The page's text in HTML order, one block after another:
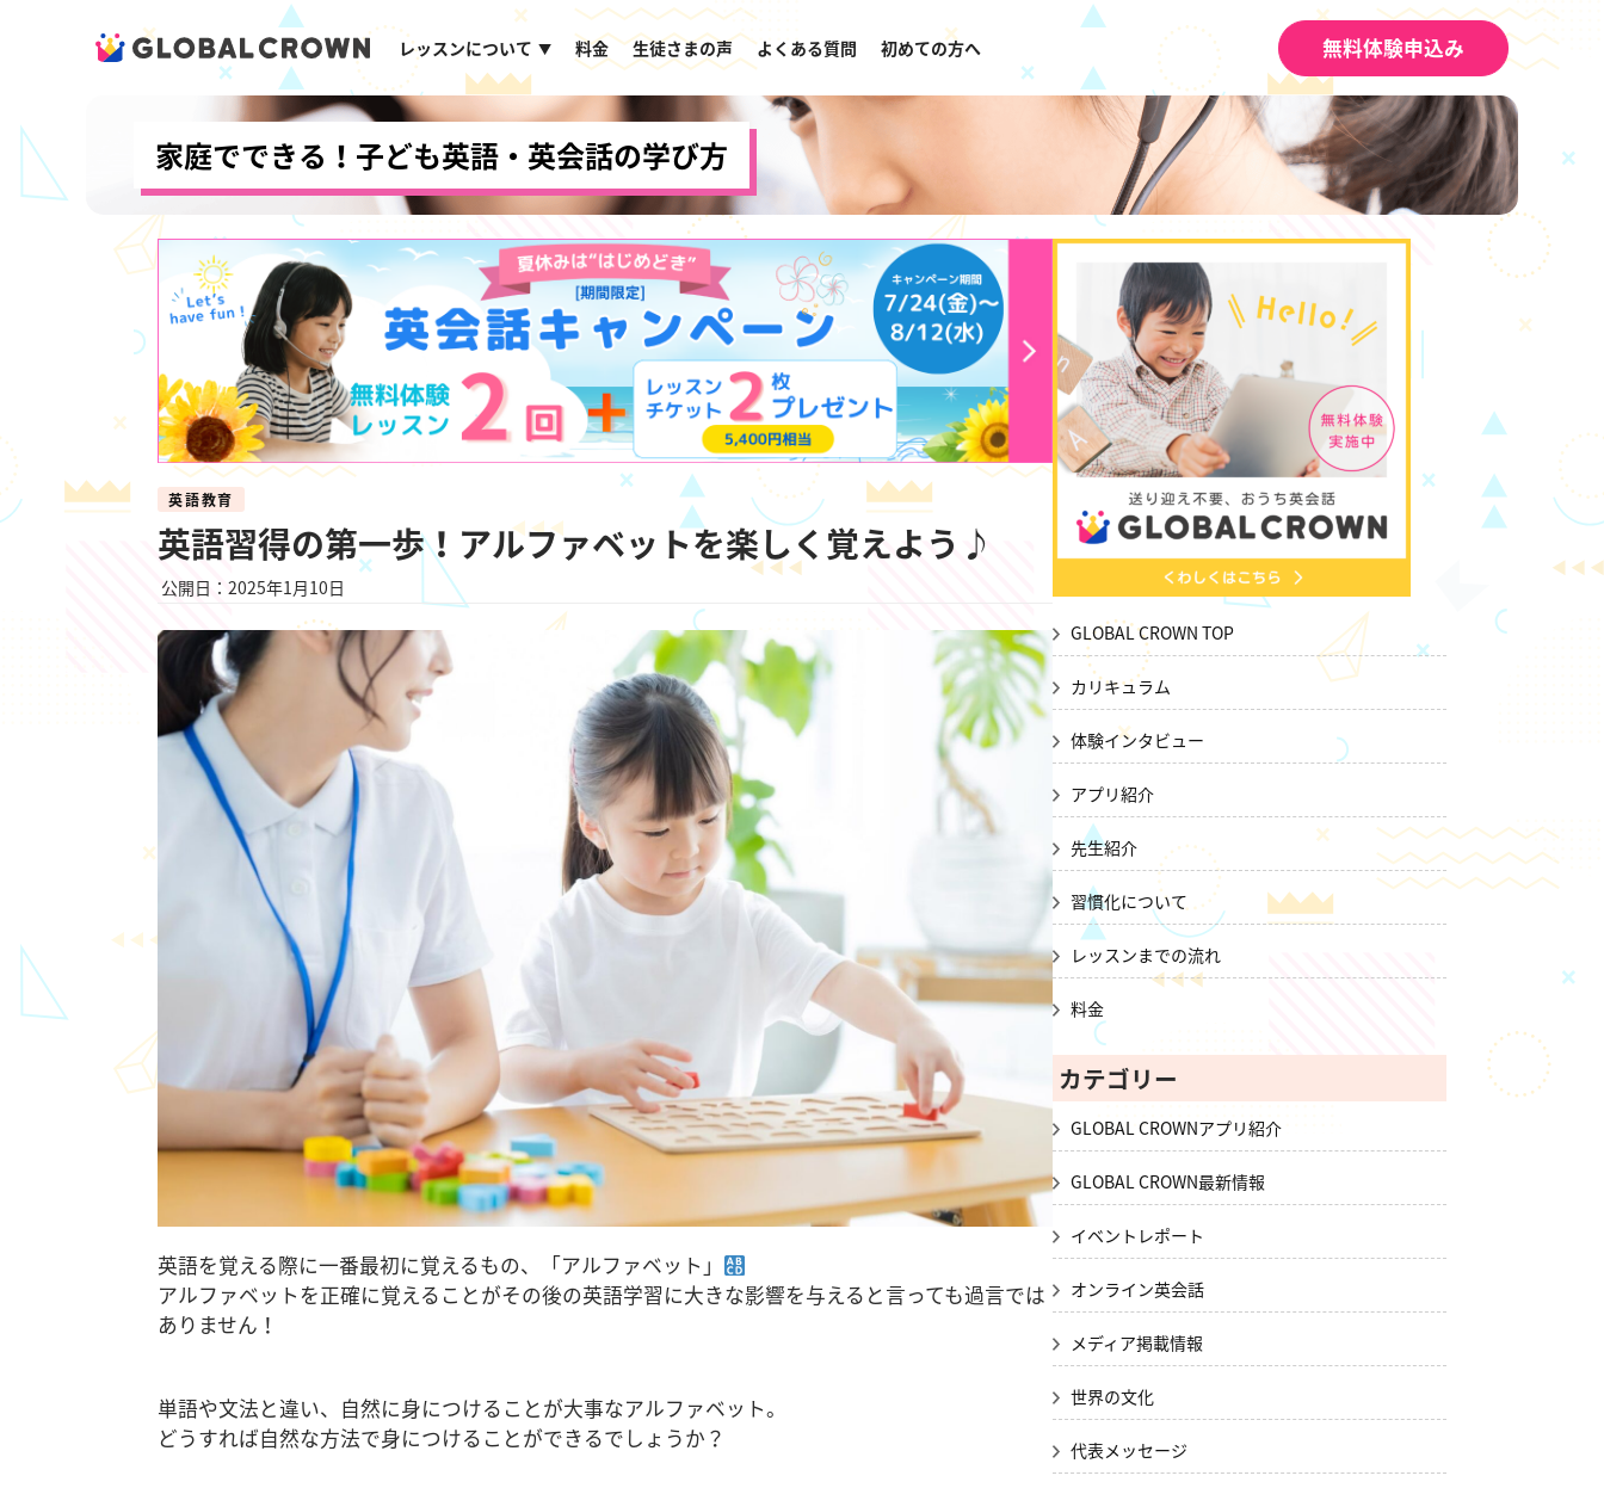
レッスンについて ▼ 料金 生徒さまの声 よくある質問 初めての方へ 無料体験申込み
家庭でできる！子ども英語・英会話の学び方
英語教育
英語習得の第一歩！アルファベットを楽しく覚えよう♪
公開日：2025年1月10日
英語を覚える際に一番最初に覚えるもの、「アルファベット」
アルファベットを正確に覚えることがその後の英語学習に大きな影響を与えると言っても過言では
ありません！
単語や文法と違い、自然に身につけることが大事なアルファベット。
どうすれば自然な方法で身につけることができるでしょうか？
GLOBAL CROWN TOP
カリキュラム
体験インタビュー
アプリ紹介
先生紹介
習慣化について
レッスンまでの流れ
料金
カテゴリー
GLOBAL CROWNアプリ紹介
GLOBAL CROWN最新情報
イベントレポート
オンライン英会話
メディア掲載情報
世界の文化
代表メッセージ